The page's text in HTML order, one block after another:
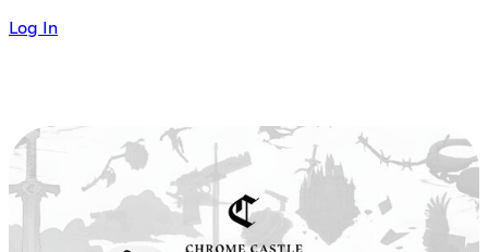
Log In